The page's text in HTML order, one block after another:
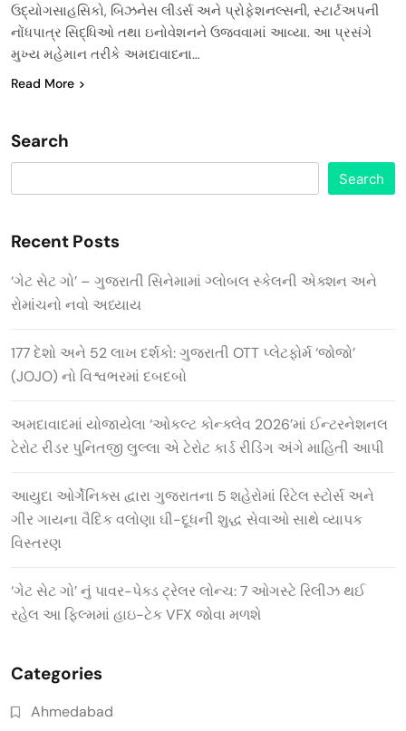
ઉદ્યોગસાહસિકો, બિઝનેસ લીડર્સ અને પ્રોફેશનલ્સની, સ્ટાર્ટઅપની
નોંધપાત્ર સિદ્ધિઓ તથા ઇનોવેશનને ઉજવવામાં આવ્યા. આ પ્રસંગે
મુખ્ય મહેમાન તરીકે અમદાવાદના…
Read More
Search
Search
Recent Posts
‘ગેટ સેટ ગો’ – ગુજરાતી સિનેમામાં ગ્લોબલ સ્કેલની એક્શન અને
રોમાંચનો નવો અધ્યાય
177 દેશો અને 52 લાખ દર્શકો: ગુજરાતી OTT પ્લેટફોર્મ ‘જોજો’
(JOJO) નો વિશ્વભરમાં દબદબો
અમદાવાદમાં યોજાયેલા ‘ઓકલ્ટ કોન્ક્લેવ 2026’માં ઈન્ટરનેશનલ
ટેરોટ રીડર પુનિતજી લુલ્લા એ ટેરોટ કાર્ડ રીડિંગ અંગે માહિતી આપી
આયુદા ઓર્ગેનિક્સ દ્વારા ગુજરાતના 5 શહેરોમાં રિટેલ સ્ટોર્સ અને
ગીર ગાયના વૈદિક વલોણા ઘી-દૂધની શુદ્ધ સેવાઓ સાથે વ્યાપક
વિસ્તરણ
‘ગેટ સેટ ગો’ નું પાવર-પેક્ડ ટ્રેલર લોન્ચ: 7 ઓગસ્ટે રિલીઝ થઈ
રહેલ આ ફિલ્મમાં હાઇ-ટેક VFX જોવા મળશે
Categories
Ahmedabad